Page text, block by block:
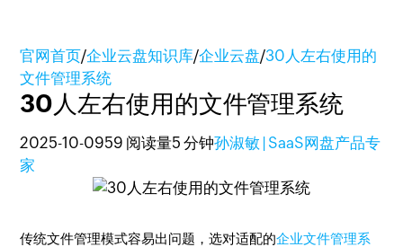
官网首页/企业云盘知识库/企业云盘/30人左右使用的
文件管理系统
30人左右使用的文件管理系统
2025-10-0959 阅读量5 分钟孙淑敏 | SaaS网盘产品专
家
传统文件管理模式容易出问题，选对适配的企业文件管理系